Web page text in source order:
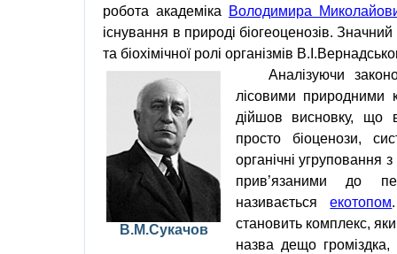
робота академіка
Володимира
існування в природі біогеоценозів.
та біохімічної ролі організмів
В.М.Сукачов
Аналізуючи
лісовими природними
дійшов висновку, що
просто біоценози,
органічні угруповання
прив’язаними до
називаєтьсяекотопом
становить комплекс,
назва дещо